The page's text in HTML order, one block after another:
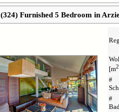
(324) Furnished 5 Bedroom in
[m2
#
#